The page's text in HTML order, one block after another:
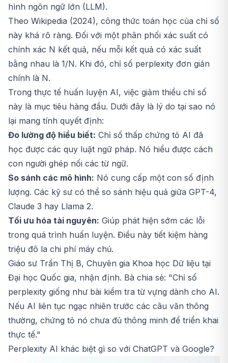
hình ngôn ngữ lớn (LLM).
Theo Wikipedia (2024), công thức toán học của chỉ số
này khá rõ ràng. Đối với một phân phối xác suất có
chính xác N kết quả, nếu mỗi kết quả có xác suất
bằng nhau là 1/N. Khi đó, chỉ số perplexity đơn giản
chính là N.
Trong thực tế huấn luyện AI, việc giảm thiểu chỉ số
này là mục tiêu hàng đầu. Dưới đây là lý do tại sao nó
lại mang tính quyết định:
Đo lường độ hiểu biết: Chỉ số thấp chứng tỏ AI đã
học được các quy luật ngữ pháp. Nó hiểu được cách
con người ghép nối các từ ngữ.
So sánh các mô hình: Nó cung cấp một con số định
lượng. Các kỹ sư có thể so sánh hiệu quả giữa GPT-4,
Claude 3 hay Llama 2.
Tối ưu hóa tài nguyên: Giúp phát hiện sớm các lỗi
trong quá trình huấn luyện. Điều này tiết kiệm hàng
triệu đô la chi phí máy chủ.
Giáo sư Trần Thị B, Chuyên gia Khoa học Dữ liệu tại
Đại học Quốc gia, nhận định. Bà chia sẻ: "Chỉ số
perplexity giống như bài kiểm tra từ vựng dành cho AI.
Nếu AI liên tục ngạc nhiên trước các câu văn thông
thường, chứng tỏ nó chưa đủ thông minh để triển khai
thực tế."
Perplexity AI khác biệt gì so với ChatGPT và Google?